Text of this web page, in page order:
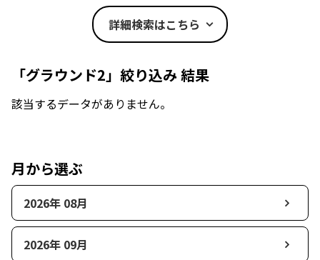
詳細検索はこちら
「グラウンド2」絞り込み 結果
該当するデータがありません。
月から選ぶ
2026年 08月
2026年 09月